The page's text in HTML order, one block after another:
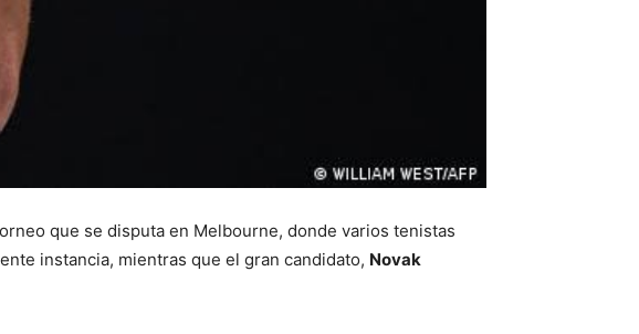
que se disputa en Melbourne, donde varios tenistas
instancia, mientras que el gran candidato, Novak